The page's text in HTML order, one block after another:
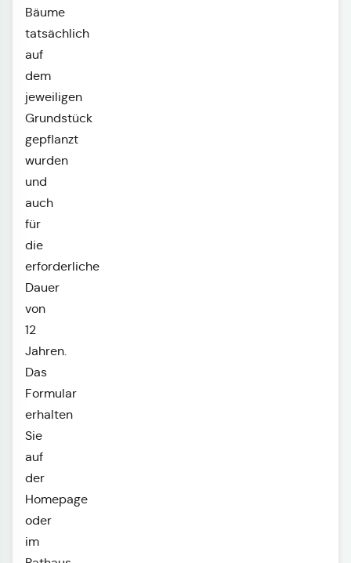
Bäume
tatsächlich
auf
dem
jeweiligen
Grundstück
gepflanzt
wurden
und
auch
für
die
erforderliche
Dauer
von
12
Jahren.
Das
Formular
erhalten
Sie
auf
der
Homepage
oder
im